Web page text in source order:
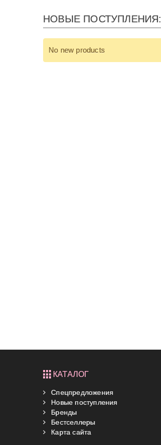
НОВЫЕ ПОСТУПЛЕНИЯ:
No new products
КАТАЛОГ
Спецпредложения
Новые поступления
Бренды
Бестселлеры
Карта сайта